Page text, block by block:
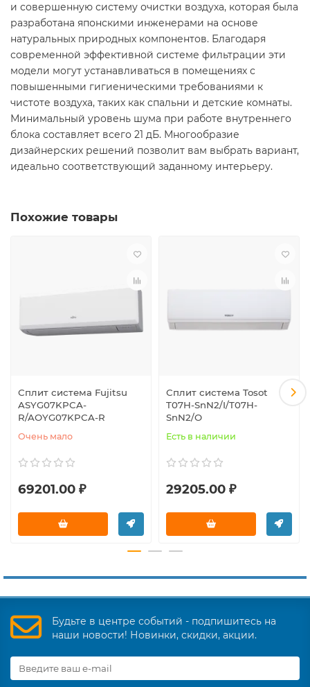
и совершенную систему очистки воздуха, которая была
разработана японскими инженерами на основе
натуральных природных компонентов. Благодаря
современной эффективной системе фильтрации эти
модели могут устанавливаться в помещениях с
повышенными гигиеническими требованиями к
чистоте воздуха, таких как спальни и детские комнаты.
Минимальный уровень шума при работе внутреннего
блока составляет всего 21 дБ. Многообразие
дизайнерских решений позволит вам выбрать вариант,
идеально соответствующий заданному интерьеру.
Похожие товары
Сплит система Fujitsu
ASYG07KPCA-
R/AOYG07KPCA-R
Очень мало
69201.00 ₽
Сплит система Tosot
T07H-SnN2/I/T07H-
SnN2/O
Есть в наличии
29205.00 ₽
Будьте в центре событий - подпишитесь на
наши новости! Новинки, скидки, акции.